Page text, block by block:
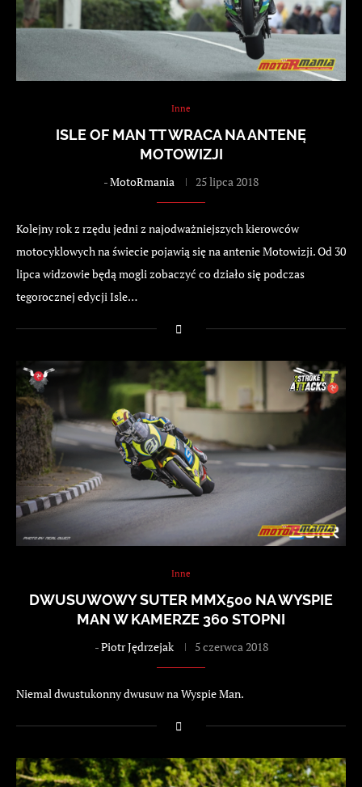
Inne
ISLE OF MAN TT WRACA NA ANTENĘ
MOTOWIZJI
-MotoRmania 25 lipca 2018
Kolejny rok z rzędu jedni z najodważniejszych kierowców
motocyklowych na świecie pojawią się na antenie Motowizji. Od 30
lipca widzowie będą mogli zobaczyć co działo się podczas
tegorocznej edycji Isle…
Inne
DWUSUWOWY SUTER MMX500 NA WYSPIE
MAN W KAMERZE 360 STOPNI
-Piotr Jędrzejak 5 czerwca 2018
Niemal dwustukonny dwusuw na Wyspie Man.